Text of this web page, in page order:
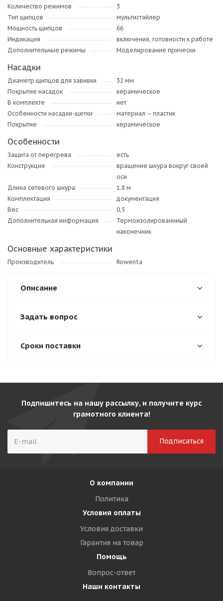
Количество режимов
3
Тип щипцов
мультистайлер
Мощность щипцов
66
Индикация
включения, готовности к работе
Дополнительные режимы
Моделирование прически
Насадки
Диаметр щипцов для завивки
32 мм
Покрытие насадок
керамическое
В комплекте
нет
Особенности насадки-щетки
материал – пластик
Покрытие
керамическое
Особенности
Защита от перегрева
есть
Конструкция
вращение шнура вокруг своей
оси
Длина сетевого шнура
1.8 м
Комплектация
документация
Вес
0,5
Дополнительная информация
Термоизолированнный
наконечник
Основные характеристики
Производитель Rowenta
Описание
Задать вопрос
Сроки поставки
Подпишитесь на нашу рассылку, и получите курс
грамотного клиента!
О компании
Политика
Условия оплаты
Условия доставки
Гарантия на товар
Помощь
Вопрос-ответ
Наши контакты